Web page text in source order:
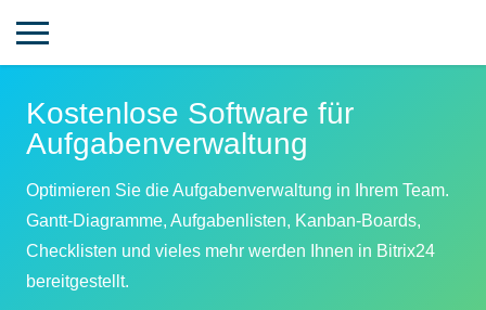
Kostenlose Software für
Aufgabenverwaltung
Optimieren Sie die Aufgabenverwaltung in Ihrem Team.
Gantt-Diagramme, Aufgabenlisten, Kanban-Boards,
Checklisten und vieles mehr werden Ihnen in Bitrix24
bereitgestellt.